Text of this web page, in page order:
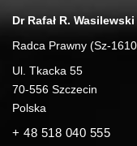
Dr Rafał R. Wasilewski
Radca Prawny (Sz-
Ul. Tkacka 55
70-556 Szczecin
Polska
+ 48 518 040 555